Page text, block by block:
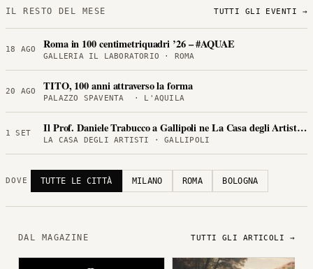
IL RESTO DEL MESE TUTTI GLI EVENTI →
18 AGO Roma in 100 centimetriquadri ’26 – #AQUAE
GALLERIA IL LABORATORIO · ROMA
20 AGO TITO, 100 anni attraverso la forma
PALAZZO SPAVENTA · L'AQUILA
1 SET Il Prof. Daniele Trabucco a Gallipoli ne La Casa degli Artisti
LA CASA DEGLI ARTISTI · GALLIPOLI
DOVE TUTTE LE CITTÀ MILANO ROMA BOLOGNA
DAL MAGAZINE TUTTI GLI ARTICOLI →